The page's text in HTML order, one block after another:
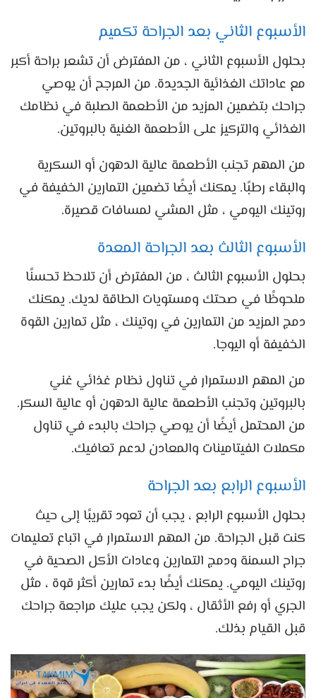
الأسبوع الثاني بعد الجراحة تكميم
بحلول الأسبوع الثاني ، من المفترض أن تشعر براحة أكبر
مع عاداتك الغذائية الجديدة. من المرجح أن يوصي
جراحك بتضمين المزيد من الأطعمة الصلبة في نظامك
الغذائي والتركيز على الأطعمة الغنية بالبروتين.
من المهم تجنب الأطعمة عالية الدهون أو السكرية
والبقاء رطبًا. يمكنك أيضًا تضمين التمارين الخفيفة في
روتينك اليومي ، مثل المشي لمسافات قصيرة.
الأسبوع الثالث بعد الجراحة المعدة
بحلول الأسبوع الثالث ، من المفترض أن تلاحظ تحسنًا
ملحوظًا في صحتك ومستويات الطاقة لديك. يمكنك
دمج المزيد من التمارين في روتينك ، مثل تمارين القوة
الخفيفة أو اليوجا.
من المهم الاستمرار في تناول نظام غذائي غني
بالبروتين وتجنب الأطعمة عالية الدهون أو عالية السكر.
من المحتمل أيضًا أن يوصي جراحك بالبدء في تناول
مكملات الفيتامينات والمعادن لدعم تعافيك.
الأسبوع الرابع بعد الجراحة
بحلول الأسبوع الرابع ، يجب أن تعود تقريبًا إلى حيث
كنت قبل الجراحة. من المهم الاستمرار في اتباع تعليمات
جراح السمنة ودمج التمارين وعادات الأكل الصحية في
روتينك اليومي. يمكنك أيضًا بدء تمارين أكثر قوة ، مثل
الجري أو رفع الأثقال ، ولكن يجب عليك مراجعة جراحك
قبل القيام بذلك.